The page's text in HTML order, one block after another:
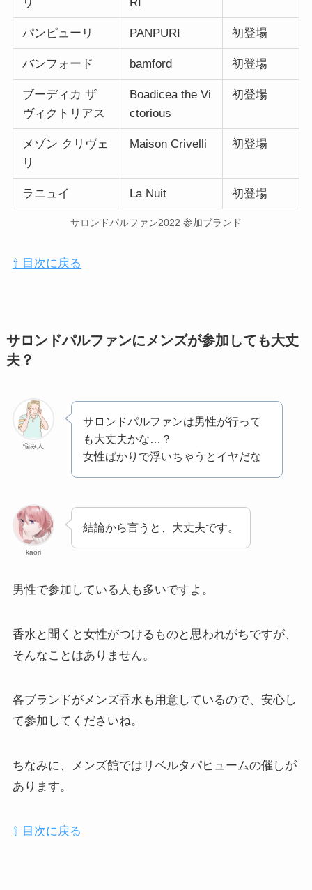
パンピューリ PANPURI 初登場
バンフォード bamford 初登場
ブーディカ ザ
ヴィクトリアス
Boadicea the Vi
ctorious
初登場
メゾン クリヴェ
リ
Maison Crivelli 初登場
ラニュイ La Nuit 初登場
サロンドパルファン2022 参加ブランド
⇧ 目次に戻る
サロンドパルファンにメンズが参加しても大丈
夫？
悩み人
サロンドパルファンは男性が行って
も大丈夫かな…？
女性ばかりで浮いちゃうとイヤだな
kaori
結論から言うと、大丈夫です。
男性で参加している人も多いですよ。
香水と聞くと女性がつけるものと思われがちですが、
そんなことはありません。
各ブランドがメンズ香水も用意しているので、安心し
て参加してくださいね。
ちなみに、メンズ館ではリベルタパヒュームの催しが
あります。
⇧ 目次に戻る